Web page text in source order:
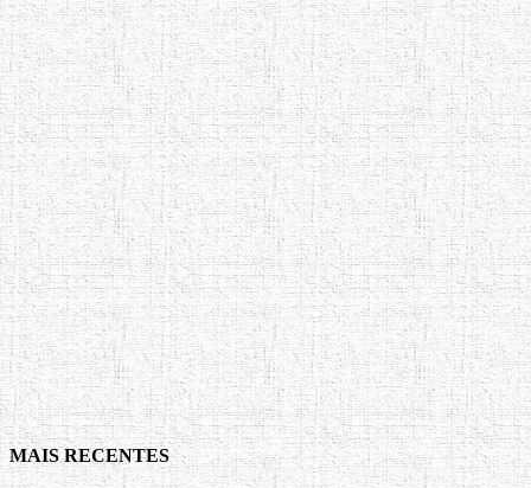
MAIS RECENTES